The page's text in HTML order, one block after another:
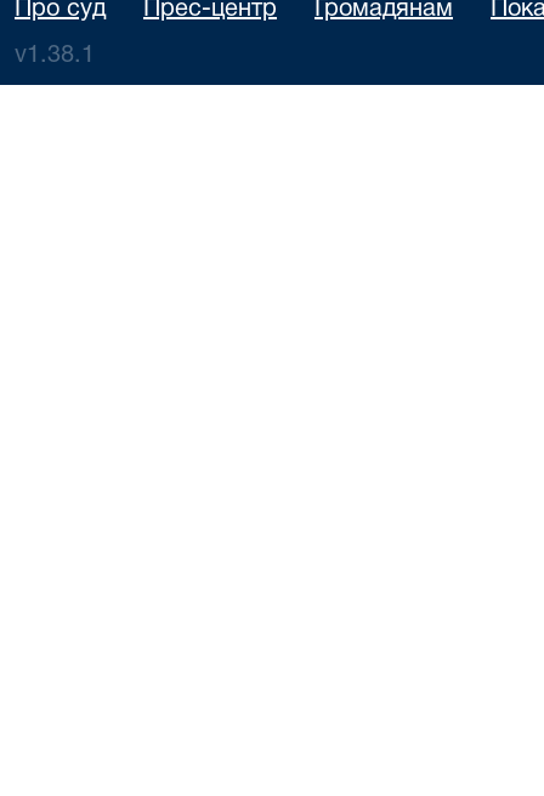
Про суд Прес-центр Громадянам
v1.38.1